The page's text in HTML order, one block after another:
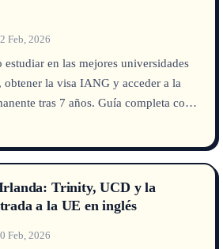
Feb, 2026
estudiar en las mejores universidades
la visa IANG y acceder a la
tras 7 años. Guía completa con
y requisitos.
Trinity, UCD y la
a la UE en inglés
Feb, 2026